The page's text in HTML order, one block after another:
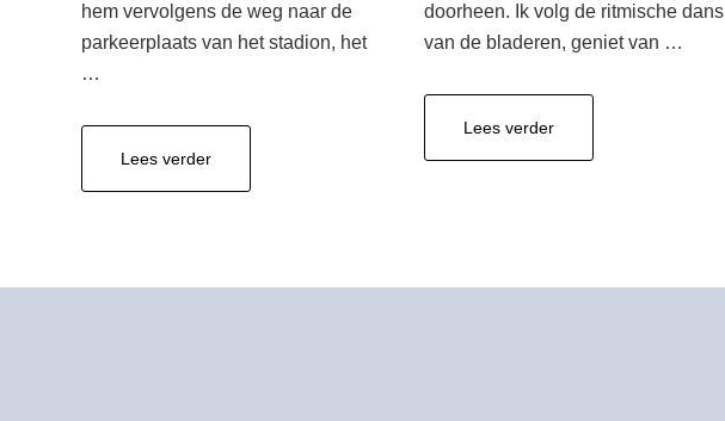
hem vervolgens de weg naar de
parkeerplaats van het stadion, het
…
Lees verderoverexcursie
doorheen. Ik volg de ritmische dans
van de bladeren, geniet van …
Lees verderoverenergie